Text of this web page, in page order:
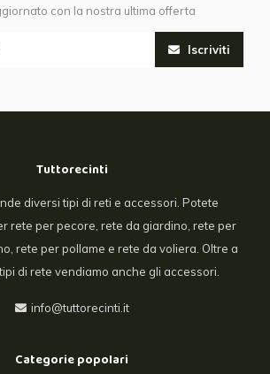
con la nostra ultima offerta
Iscriviti
Tuttorecinti
diversi tipi di reti e accessori. Potete
rete per pecore, rete da giardino, rete per
rete per pollame e rete da voliera. Oltre a
di rete vendiamo anche gli accessori.
info@tuttorecinti.it
Categorie popolari